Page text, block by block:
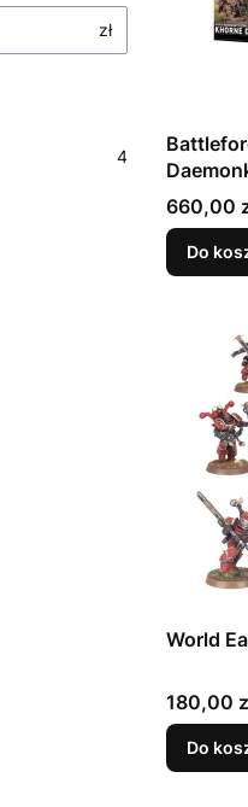
zł
4
Cena
660,00
Do
World
Cena
180,00
Do